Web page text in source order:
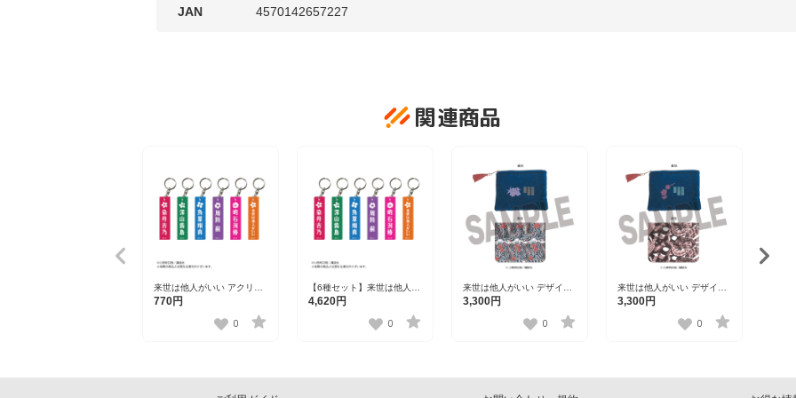
JAN 4570142657227
関連商品
来世は他人がいい アクリル
チャーム 全6種 【Loft】
770円
0
【6種セット】来世は他人が
いい アクリルチャーム 全6
4,620円
0
来世は他人がいい デザイン
ポーチ 鳥葦翔真 【Loft】
3,300円
0
来世は他人がいい デザイン
ポーチ 周防薊 【Loft】
3,300円
0